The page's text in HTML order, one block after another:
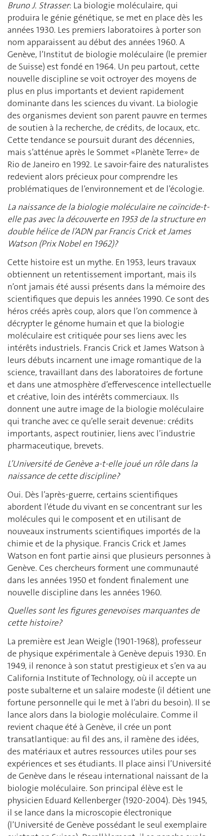
Bruno J. Strasser: La biologie moléculaire, qui
produira le génie génétique, se met en place dès les
années 1930. Les premiers laboratoires à porter son
nom apparaissent au début des années 1960. A
Genève, l’Institut de biologie moléculaire (le premier
de Suisse) est fondé en 1964. Un peu partout, cette
nouvelle discipline se voit octroyer des moyens de
plus en plus importants et devient rapidement
dominante dans les sciences du vivant. La biologie
des organismes devient son parent pauvre en termes
de soutien à la recherche, de crédits, de locaux, etc.
Cette tendance se poursuit durant des décennies,
mais s’atténue après le Sommet «Planète Terre» de
Rio de Janeiro en 1992. Le savoir-faire des naturalistes
redevient alors précieux pour comprendre les
problématiques de l’environnement et de l’écologie.
La naissance de la biologie moléculaire ne coïncide-t-
elle pas avec la découverte en 1953 de la structure en
double hélice de l’ADN par Francis Crick et James
Watson (Prix Nobel en 1962)?
Cette histoire est un mythe. En 1953, leurs travaux
obtiennent un retentissement important, mais ils
n’ont jamais été aussi présents dans la mémoire des
scientifiques que depuis les années 1990. Ce sont des
héros créés après coup, alors que l’on commence à
décrypter le génome humain et que la biologie
moléculaire est critiquée pour ses liens avec les
intérêts industriels. Francis Crick et James Watson à
leurs débuts incarnent une image romantique de la
science, travaillant dans des laboratoires de fortune
et dans une atmosphère d’effervescence intellectuelle
et créative, loin des intérêts commerciaux. Ils
donnent une autre image de la biologie moléculaire
qui tranche avec ce qu’elle serait devenue: crédits
importants, aspect routinier, liens avec l’industrie
pharmaceutique, brevets.
L’Université de Genève a-t-elle joué un rôle dans la
naissance de cette discipline?
Oui. Dès l’après-guerre, certains scientifiques
abordent l’étude du vivant en se concentrant sur les
molécules qui le composent et en utilisant de
nouveaux instruments scientifiques importés de la
chimie et de la physique. Francis Crick et James
Watson en font partie ainsi que plusieurs personnes à
Genève. Ces chercheurs forment une communauté
dans les années 1950 et fondent finalement une
nouvelle discipline dans les années 1960.
Quelles sont les figures genevoises marquantes de
cette histoire?
La première est Jean Weigle (1901-1968), professeur
de physique expérimentale à Genève depuis 1930. En
1949, il renonce à son statut prestigieux et s’en va au
California Institute of Technology, où il accepte un
poste subalterne et un salaire modeste (il détient une
fortune personnelle qui le met à l’abri du besoin). Il se
lance alors dans la biologie moléculaire. Comme il
revient chaque été à Genève, il crée un pont
transatlantique: au fil des ans, il ramène des idées,
des matériaux et autres ressources utiles pour ses
expériences et ses étudiants. Il place ainsi l’Université
de Genève dans le réseau international naissant de la
biologie moléculaire. Son principal élève est le
physicien Eduard Kellenberger (1920-2004). Dès 1945,
il se lance dans la microscopie électronique
(l’Université de Genève possédant le seul exemplaire